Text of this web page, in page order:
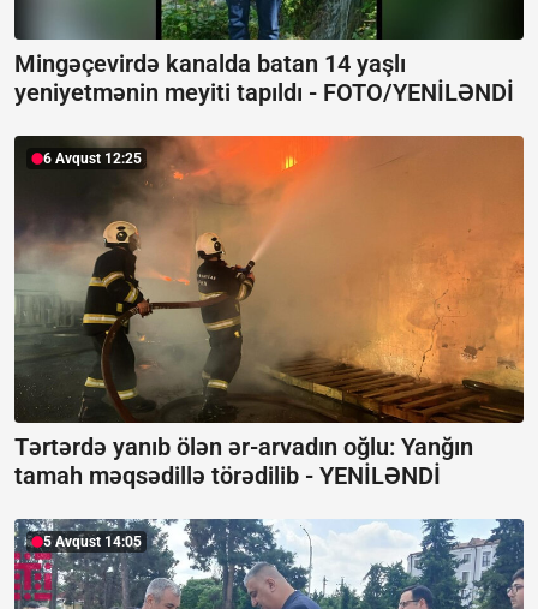
Mingəçevirdə kanalda batan 14 yaşlı
yeniyetmənin meyiti tapıldı - FOTO/YENİLƏNDİ
6 Avqust 12:25
Tərtərdə yanıb ölən ər-arvadın oğlu: Yanğın
tamah məqsədillə törədilib - YENİLƏNDİ
5 Avqust 14:05